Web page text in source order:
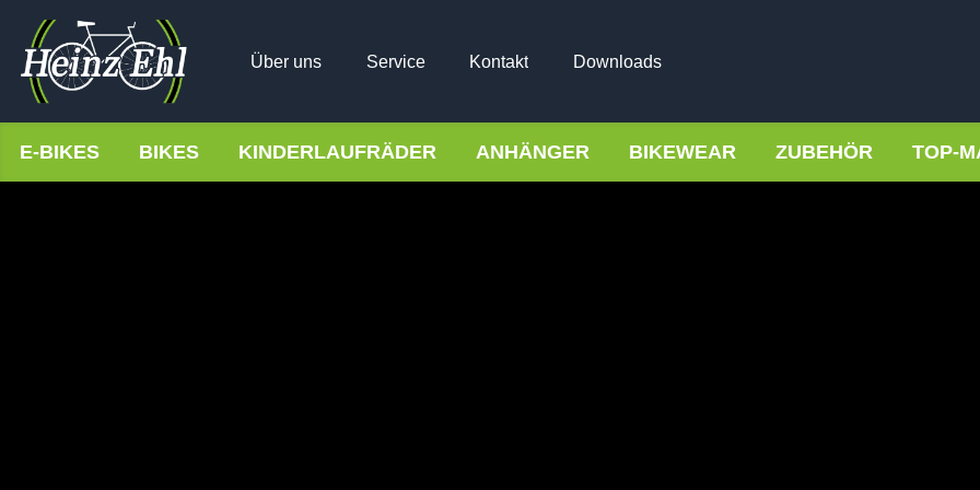
Über uns Service Kontakt Downloads
E-BIKES BIKES KINDERLAUFRÄDER ANHÄNGER BIKEWEAR ZUBEHÖR TOP-